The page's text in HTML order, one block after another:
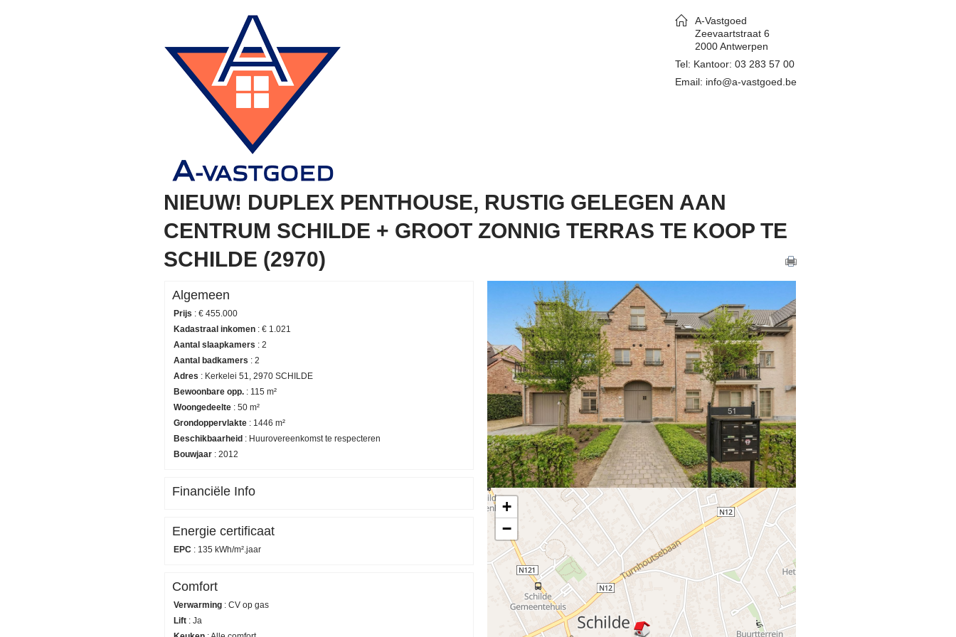
A-Vastgoed
Zeevaartstraat 6
2000 Antwerpen
Tel: Kantoor: 03 283 57 00
Email: info@a-vastgoed.be
NIEUW! DUPLEX PENTHOUSE, RUSTIG GELEGEN AAN
CENTRUM SCHILDE + GROOT ZONNIG TERRAS TE KOOP TE
SCHILDE (2970)
Algemeen
Prijs : € 455.000
Kadastraal inkomen : € 1.021
Aantal slaapkamers : 2
Aantal badkamers : 2
Adres : Kerkelei 51, 2970 SCHILDE
Bewoonbare opp. : 115 m²
Woongedeelte : 50 m²
Grondoppervlakte : 1446 m²
Beschikbaarheid : Huurovereenkomst te respecteren
Bouwjaar : 2012
Financiële Info
Energie certificaat
EPC : 135 kWh/m².jaar
Comfort
Verwarming : CV op gas
Lift : Ja
+
−